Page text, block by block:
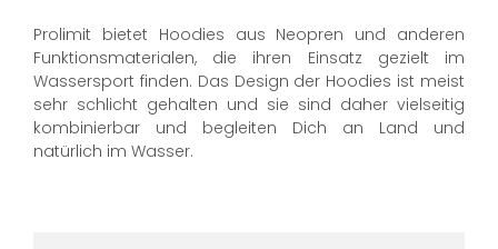
Prolimit bietet Hoodies aus Neopren und anderen
Funktionsmaterialen, die ihren Einsatz gezielt im
Wassersport finden. Das Design der Hoodies ist meist
sehr schlicht gehalten und sie sind daher vielseitig
kombinierbar und begleiten Dich an Land und
natürlich im Wasser.